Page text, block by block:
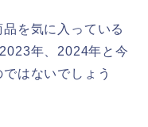
を気に入っている
年、2024年と今
はないでしょう